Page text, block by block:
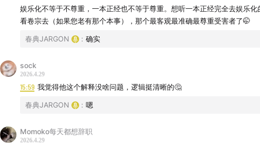
娱乐化不等于不尊重，一本正经也不等于尊重。想听一本正经完全去娱乐化
看卷宗去（如果您老有那个本事），那个最客观最准确最尊重受害者了🤭
春典JARGON : 确实
sock
2026.4.29
15:59 我觉得他这个解释没啥问题，逻辑挺清晰的🤔
春典JARGON : 嗯
Momoko每天都想辞职
2026.4.29